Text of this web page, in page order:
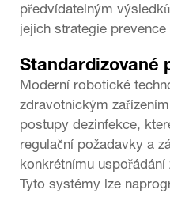
předvídatelným
jejich strategie prevence
Standardizované
Moderní robotické
zdravotnickým
postupy dezinfekce,
regulační požadavky a
konkrétnímu
Tyto systémy lze